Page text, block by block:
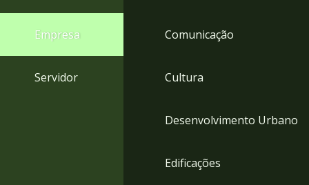
Empresa
Servidor
Comunicação
Cultura
Desenvolvimento Urbano
Edificações